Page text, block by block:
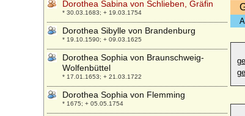
Dorothea Sabina von Schlieben, Gräfin
* 30.03.1683; + 19.03.1754
Dorothea Sibylle von Brandenburg
* 19.10.1590; + 09.03.1625
Dorothea Sophia von Braunschweig-
Wolfenbüttel
* 17.01.1653; + 21.03.1722
Dorothea Sophia von Flemming
* 1675; + 05.05.1754